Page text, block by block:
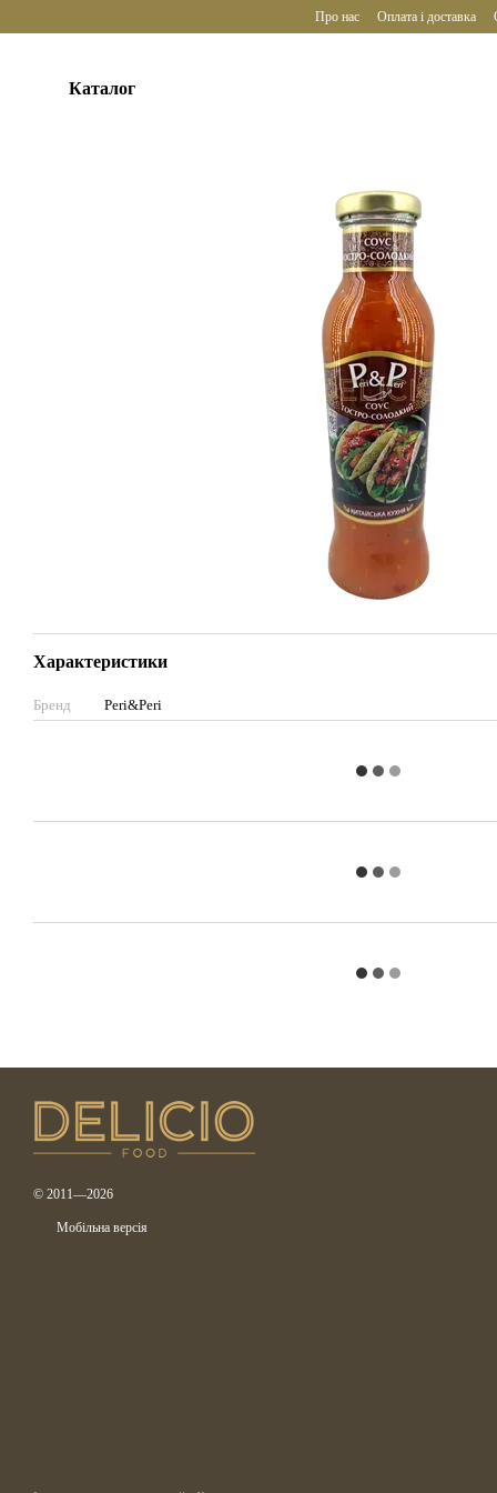
Про нас Оплата і доставка
Каталог
Характеристики
Бренд Peri&Peri
© 2011—2026
Мобільна версія